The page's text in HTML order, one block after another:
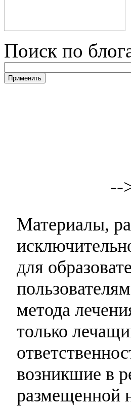
Поиск по
--
Материалы,
для
метода
только
возникшие в
размещенной